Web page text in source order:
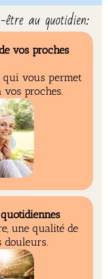
au quotidien:
vos proches
vous permet
proches.
une qualité de
douleurs.